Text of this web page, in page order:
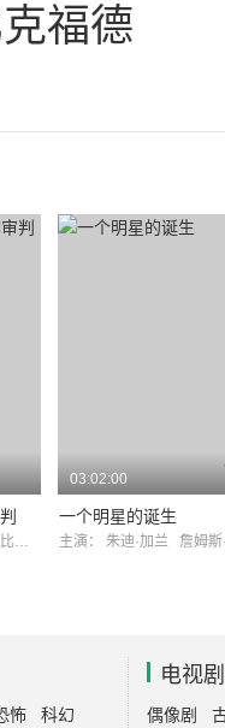
福德
德
03:02:00
一个明星的诞生
主演： 朱迪·加兰 詹姆
怖 科幻
电视剧
偶像剧